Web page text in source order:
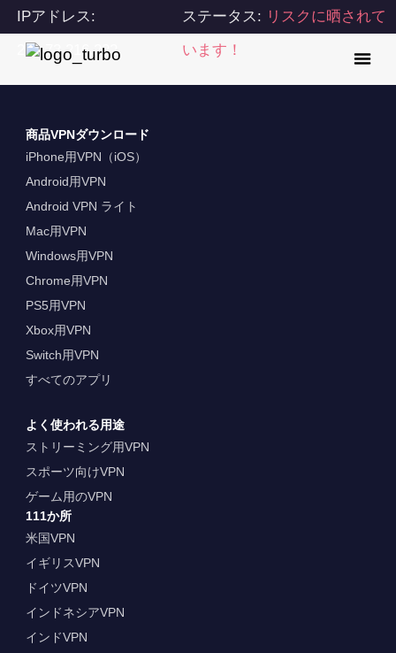
IPアドレス:
216.73.216.222
ステータス: リスクに晒されて
います！
商品VPNダウンロード
iPhone用VPN（iOS）
Android用VPN
Android VPN ライト
Mac用VPN
Windows用VPN
Chrome用VPN
PS5用VPN
Xbox用VPN
Switch用VPN
すべてのアプリ
よく使われる用途
ストリーミング用VPN
スポーツ向けVPN
ゲーム用のVPN
111か所
米国VPN
イギリスVPN
ドイツVPN
インドネシアVPN
インドVPN